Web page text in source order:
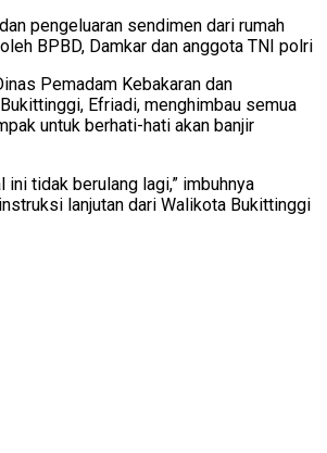
pengeluaran sendimen dari rumah
BPBD, Damkar dan anggota TNI polri
Pemadam Kebakaran dan
Efriadi, menghimbau semua
untuk berhati-hati akan banjir
ini tidak berulang lagi,” imbuhnya
lanjutan dari Walikota Bukittinggi